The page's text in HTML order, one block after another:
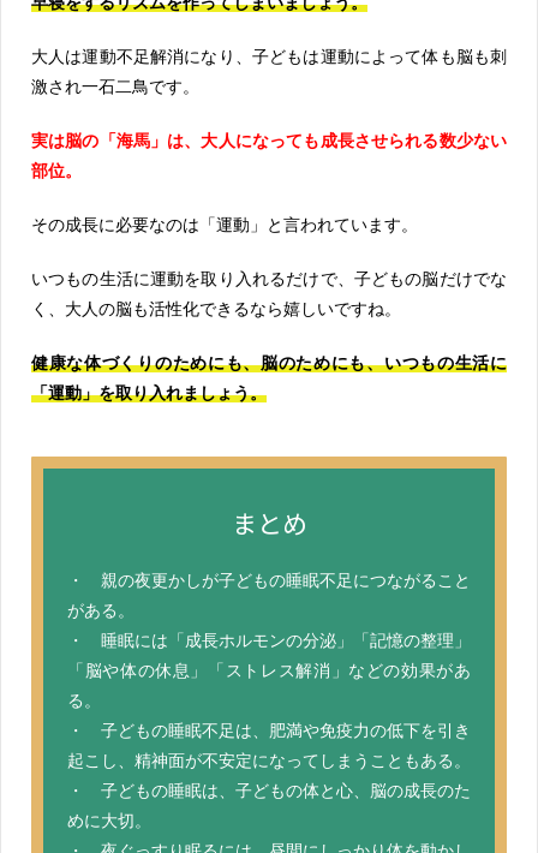
大人は運動不足解消になり、子どもは運動によって体も脳も刺
激され一石二鳥です。
実は脳の「海馬」は、大人になっても成長させられる数少ない
部位。
その成長に必要なのは「運動」と言われています。
いつもの生活に運動を取り入れるだけで、子どもの脳だけでな
く、大人の脳も活性化できるなら嬉しいですね。
健康な体づくりのためにも、脳のためにも、いつもの生活に
「運動」を取り入れましょう。
まとめ
・ 親の夜更かしが子どもの睡眠不足につながること
がある。
・ 睡眠には「成長ホルモンの分泌」「記憶の整理」
「脳や体の休息」「ストレス解消」などの効果があ
る。
・ 子どもの睡眠不足は、肥満や免疫力の低下を引き
起こし、精神面が不安定になってしまうこともある。
・ 子どもの睡眠は、子どもの体と心、脳の成長のた
めに大切。